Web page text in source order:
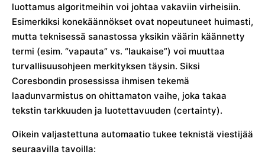
luottamus algoritmeihin voi johtaa vakaviin virheisiin.
Esimerkiksi konekäännökset ovat nopeutuneet huimasti,
mutta teknisessä sanastossa yksikin väärin käännetty
termi (esim. “vapauta” vs. “laukaise”) voi muuttaa
turvallisuusohjeen merkityksen täysin. Siksi
Coresbondin prosessissa ihmisen tekemä
laadunvarmistus on ohittamaton vaihe, joka takaa
tekstin tarkkuuden ja luotettavuuden (certainty).
Oikein valjastettuna automaatio tukee teknistä viestijää
seuraavilla tavoilla: